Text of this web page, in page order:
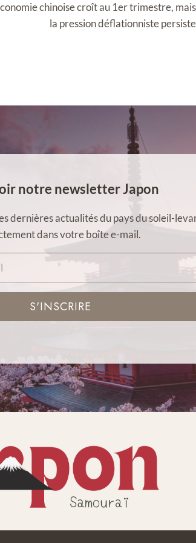
chinoise croît au 1er trimestre, mais
la pression déflationniste persiste
notre newsletter Japon
dernières actualités du pays du soleil-
dans votre boîte e-mail.
S'INSCRIRE